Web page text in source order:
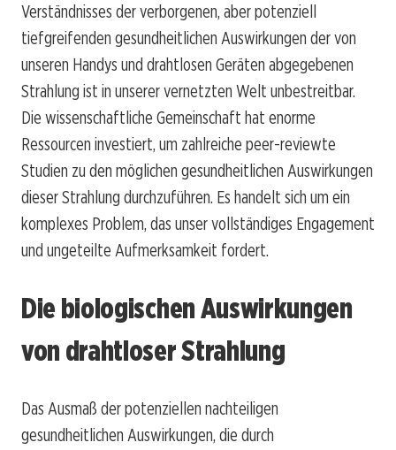
Verständnisses der verborgenen, aber potenziell
tiefgreifenden gesundheitlichen Auswirkungen der von
unseren Handys und drahtlosen Geräten abgegebenen
Strahlung ist in unserer vernetzten Welt unbestreitbar.
Die wissenschaftliche Gemeinschaft hat enorme
Ressourcen investiert, um zahlreiche peer-reviewte
Studien zu den möglichen gesundheitlichen Auswirkungen
dieser Strahlung durchzuführen. Es handelt sich um ein
komplexes Problem, das unser vollständiges Engagement
und ungeteilte Aufmerksamkeit fordert.
Die biologischen Auswirkungen
von drahtloser Strahlung
Das Ausmaß der potenziellen nachteiligen
gesundheitlichen Auswirkungen, die durch